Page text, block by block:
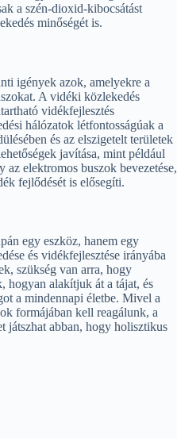
a szén-dioxid-kibocsátást
minőségét is.
igények azok, amelyekre a
A vidéki közlekedés
vidékfejlesztés
hálózatok létfontosságúak a
és az elszigetelt területek
javítása, mint például
az elektromos buszok bevezetése,
fejlődését is elősegíti.
egy eszköz, hanem egy
és vidékfejlesztése irányába
szükség van arra, hogy
hogyan alakítjuk át a tájat, és
a mindennapi életbe. Mivel a
formájában kell reagálunk, a
játszhat abban, hogy holisztikus